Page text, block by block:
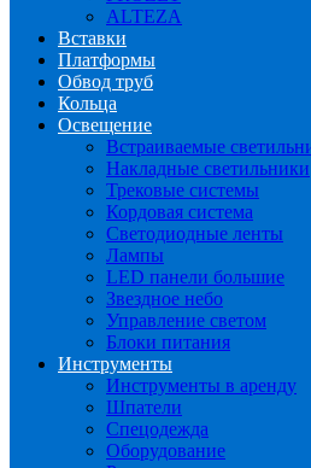
ALTEZA
Вставки
Платформы
Обвод труб
Кольца
Освещение
Встраиваемые
Накладные светильники
Трековые системы
Кордовая система
Светодиодные ленты
Лампы
LED панели большие
Звездное небо
Управление светом
Блоки питания
Инструменты
Инструменты в аренду
Шпатели
Спецодежда
Оборудование